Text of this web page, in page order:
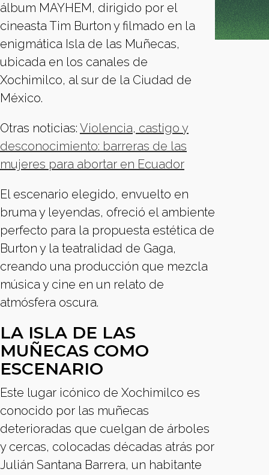
álbum MAYHEM, dirigido por el
cineasta Tim Burton y filmado en la
enigmática Isla de las Muñecas,
ubicada en los canales de
Xochimilco, al sur de la Ciudad de
México.
Otras noticias: Violencia, castigo y
desconocimiento: barreras de las
mujeres para abortar en Ecuador
El escenario elegido, envuelto en
bruma y leyendas, ofreció el ambiente
perfecto para la propuesta estética de
Burton y la teatralidad de Gaga,
creando una producción que mezcla
música y cine en un relato de
atmósfera oscura.
LA ISLA DE LAS
MUÑECAS COMO
ESCENARIO
Este lugar icónico de Xochimilco es
conocido por las muñecas
deterioradas que cuelgan de árboles
y cercas, colocadas décadas atrás por
Julián Santana Barrera, un habitante